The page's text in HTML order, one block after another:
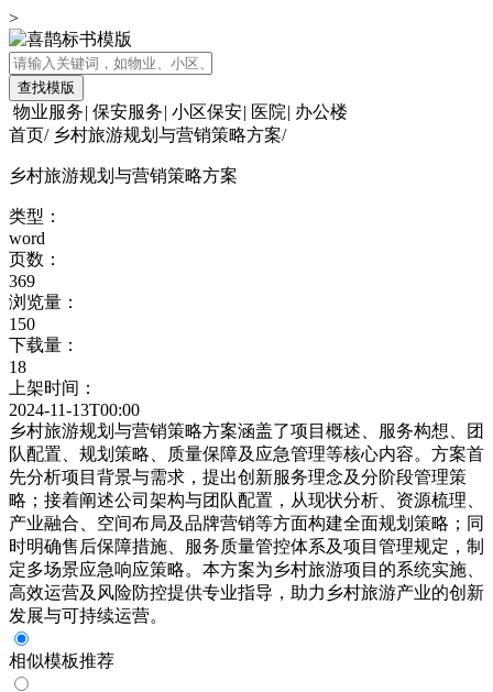
>
查找模版
物业服务| 保安服务| 小区保安| 医院| 办公楼
首页/ 乡村旅游规划与营销策略方案/
乡村旅游规划与营销策略方案
类型：
word
页数：
369
浏览量：
150
下载量：
18
上架时间：
2024-11-13T00:00
乡村旅游规划与营销策略方案涵盖了项目概述、服务构想、团
队配置、规划策略、质量保障及应急管理等核心内容。方案首
先分析项目背景与需求，提出创新服务理念及分阶段管理策
略；接着阐述公司架构与团队配置，从现状分析、资源梳理、
产业融合、空间布局及品牌营销等方面构建全面规划策略；同
时明确售后保障措施、服务质量管控体系及项目管理规定，制
定多场景应急响应策略。本方案为乡村旅游项目的系统实施、
高效运营及风险防控提供专业指导，助力乡村旅游产业的创新
发展与可持续运营。
相似模板推荐